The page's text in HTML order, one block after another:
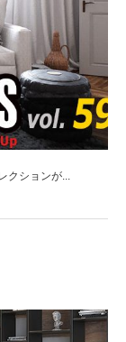
クションが...